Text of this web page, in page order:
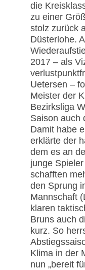
die
zu einer
stolz zurück
Düsterlohe.
2017 – als
Uetersen –
Meister der
Bezirksliga
Saison auch
Damit habe
erklärte der
dem es an
junge
schafften
den Sprung
Mannschaft
klaren
Bruns auch
kurz. So
Klima in der
nun „bereit